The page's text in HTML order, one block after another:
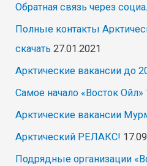
Обратная связь через
Полные контакты
скачать 27.01.2021
Арктические вакансии до
Самое начало «Восток Ойл»
Арктические вакансии
Арктический РЕЛАКС!
Подрядные организации